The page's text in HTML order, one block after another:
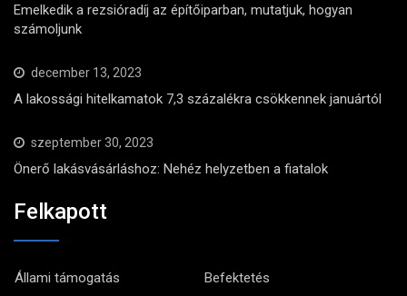
Emelkedik a rezsióradíj az építőiparban, mutatjuk, hogyan
számoljunk
december 13, 2023
A lakossági hitelkamatok 7,3 százalékra csökkennek januártól
szeptember 30, 2023
Önerő lakásvásárláshoz: Nehéz helyzetben a fiatalok
Felkapott
Állami támogatás
Befektetés